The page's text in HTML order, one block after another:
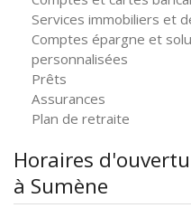
Services immobiliers et
Comptes épargne et
personnalisées
Prêts
Assurances
Plan de retraite
Horaires
à Sumène